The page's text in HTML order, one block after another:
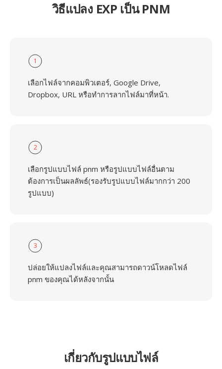
วิธีแปลง EXP เป็น PNM
1
เลือกไฟล์จากคอมพิวเตอร์, Google Drive,
Dropbox, URL หรือทำการลากไฟล์มาที่หน้า.
2
เลือกรูปแบบไฟล์ pnm หรือรูปแบบไฟล์อื่นตาม
ต้องการเป็นผลลัพธ์(รองรับรูปแบบไฟล์มากกว่า 200
รูปแบบ)
3
ปล่อยให้แปลงไฟล์และคุณสามารถดาวน์โหลดไฟล์
pnm ของคุณได้หลังจากนั้น
เกี่ยวกับรูปแบบไฟล์